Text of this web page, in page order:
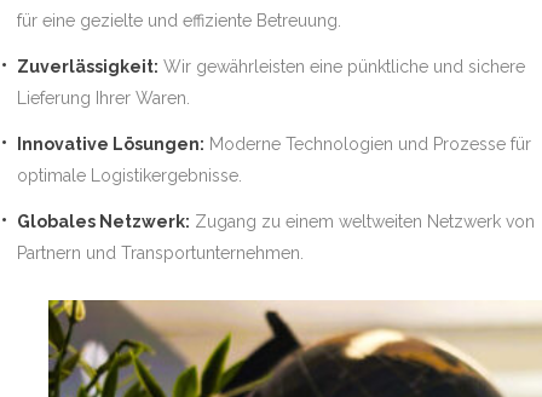
für eine gezielte und effiziente Betreuung.
Zuverlässigkeit: Wir gewährleisten eine pünktliche und sichere
Lieferung Ihrer Waren.
Innovative Lösungen: Moderne Technologien und Prozesse für
optimale Logistikergebnisse.
Globales Netzwerk: Zugang zu einem weltweiten Netzwerk von
Partnern und Transportunternehmen.